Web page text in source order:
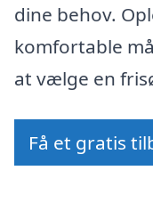
dine behov.
komfortable
at vælge en
Få et gratis